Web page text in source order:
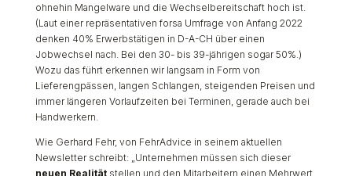
ohnehin Mangelware und die Wechselbereitschaft hoch ist.
(Laut einer repräsentativen forsa Umfrage von Anfang 2022
denken 40% Erwerbstätigen in D-A-CH über einen
Jobwechsel nach. Bei den 30- bis 39-jährigen sogar 50%.)
Wozu das führt erkennen wir langsam in Form von
Lieferengpässen, langen Schlangen, steigenden Preisen und
immer längeren Vorlaufzeiten bei Terminen, gerade auch bei
Handwerkern.
Wie Gerhard Fehr, von FehrAdvice in seinem aktuellen
Newsletter schreibt: „Unternehmen müssen sich dieser
neuen Realitätstellen und den Mitarbeitern einen Mehrwert